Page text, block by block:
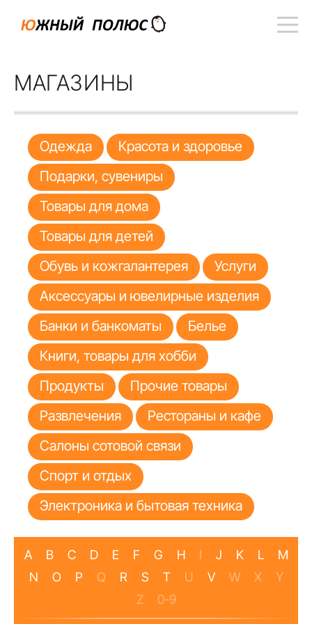
МАГАЗИНЫ
Одежда
Красота и здоровье
Подарки, сувениры
Товары для дома
Товары для детей
Обувь и кожгалантерея
Услуги
Аксессуары и ювелирные изделия
Банки и банкоматы
Белье
Книги, товары для хобби
Продукты
Прочие товары
Развлечения
Рестораны и кафе
Салоны сотовой связи
Спорт и отдых
Электроника и бытовая техника
A B C D E F G H I J K L
M
N
O P Q R S T U V W X
Y
Z
0-9